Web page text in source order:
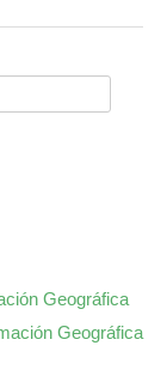
Geográfica
Geográfica